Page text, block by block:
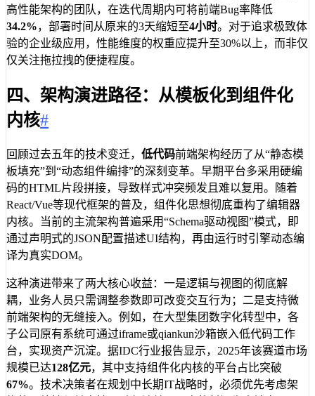
高性能架构的团队，在迭代周期内可将前端Bug率降低
34.2%，部署时间从原来的3天缩短至4小时。对于追求极致体
验的企业级应用，性能维度的权重应提升至30%以上，而非仅
仅关注拖拉拽的便捷程度。
四、架构演进路径：从模板化到组件化
内核#
回顾过去五年的技术变迁， 低代码前端架构经历了从“静态模
板填充”到“动态组件编排”的深刻变革。早期平台多采用硬编
码的HTML片段拼接，导致样式冲突频发且难以复用。随着
React/Vue等现代框架的普及，组件化思想彻底重构了编辑器
内核。当前的主流架构普遍采用“Schema驱动视图”模式，即
通过声明式的JSON配置描述UI结构，再由运行时引擎动态编
译为真实DOM。
这种演进带来了两大核心收益：一是逻辑与视图的彻底解
耦，业务人员只需调整参数即可改变交互行为；二是支持微
前端架构的无缝接入。例如，在大型集团数字化转型中，各
子公司原有系统可通过iframe或qiankun沙箱嵌入低代码工作
台，实现资产沉淀。据IDC行业报告显示，2025年该赛道市场
规模已达128亿元，其中支持组件化内核的平台占比突破
67%。技术决策者在规划中长期IT战略时，必须优先考虑架